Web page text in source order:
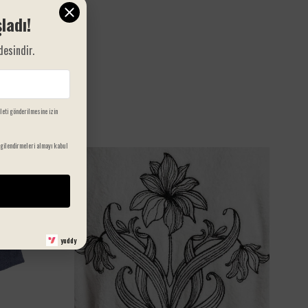
%100 doğal pamuk
Yüksek su emicilik ve hızlı kuruma
Şık ve modern desen alternatifleri
Minteks Home kalitesi ve güvencesiyle
Banyonuzun havasını değiştirmek için doğru zaman: Şimdi
Minteks Home kalitesiyle tanışın!
gönderilmesine izin
almayı kabul
yuddy